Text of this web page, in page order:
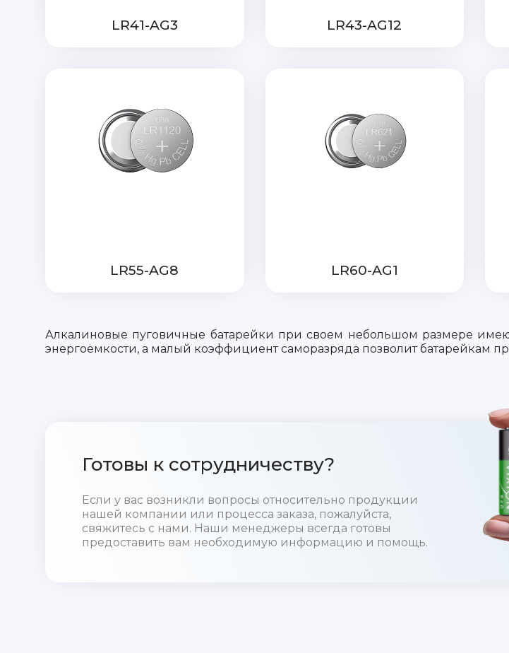
LR41-AG3 LR43-AG12
LR55-AG8 LR60-AG1
Алкалиновые пуговичные батарейки при своем небольшом размере
энергоемкости, а малый коэффициент саморазряда позволит батарейкам
Готовы к сотрудничеству?
Если у вас возникли вопросы относительно продукции
нашей компании или процесса заказа, пожалуйста,
свяжитесь с нами. Наши менеджеры всегда готовы
предоставить вам необходимую информацию и помощь.